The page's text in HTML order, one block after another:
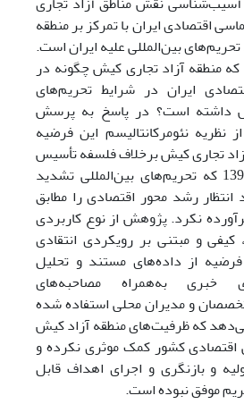
اقتصادی ایران با تمرکز بر منطقه
بین‌المللی علیه ایران است.
منطقه آزاد تجاری کیش چگونه در
ایران در شرایط تحریم‌های
داشته‌ است؟ در پاسخ به پرسش
نظریه نئومرکانتالیسم این فرضیه
تجاری کیش برخلاف فلسفه تأسیس
آن، در دوره 1403–1391 که تحریم‌های بین‌المللی تشدید
رشد محور اقتصادی را مطابق
نکرد. پژوهش از نوع کاربردی
و مبتنی بر رویکردی انتقادی
از داده‌های مستند و تحلیل
خبری به‌همراه مصاحبه‌های
و مدیران محلی استفاده شده
که ظرفیت‌های منطقه آزاد کیش
اقتصادی کشور کمک موثری نکرده و
و بازنگری و اجرای اهداف قابل
موفق نبوده است.